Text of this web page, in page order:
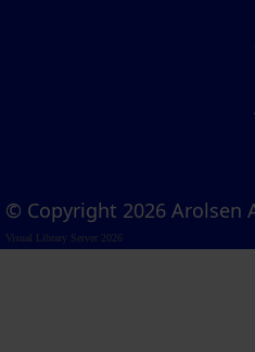
© Copyright 2026 Arolsen
Visual Library Server 2026